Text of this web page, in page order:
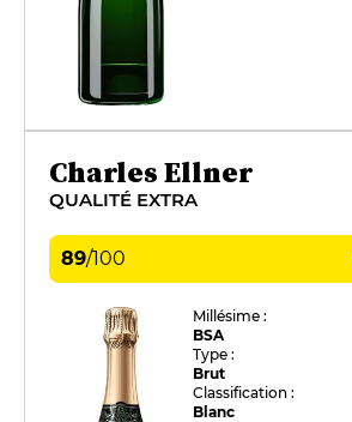
Charles Ellner
QUALITÉ EXTRA
89/100
Millésime :
BSA
Type :
Brut
Classification :
Blanc